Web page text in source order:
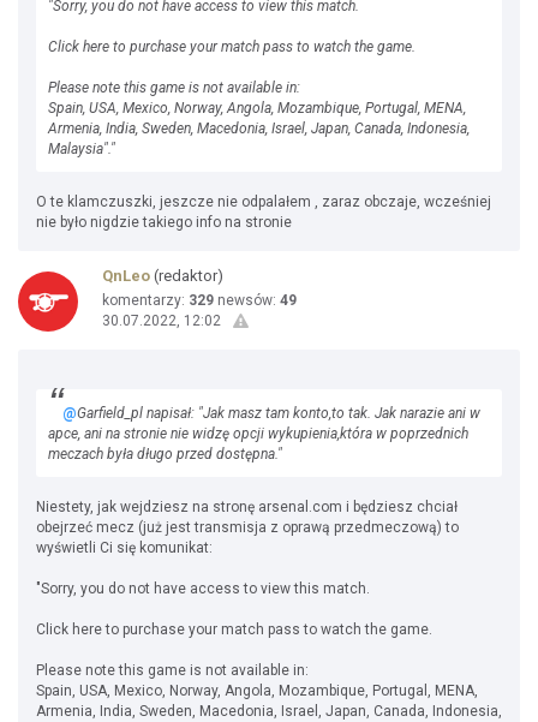
"Sorry, you do not have access to view this match.
Click here to purchase your match pass to watch the game.
Please note this game is not available in:
Spain, USA, Mexico, Norway, Angola, Mozambique, Portugal, MENA,
Armenia, India, Sweden, Macedonia, Israel, Japan, Canada, Indonesia,
Malaysia"."
O te klamczuszki, jeszcze nie odpalałem , zaraz obczaje, wcześniej
nie było nigdzie takiego info na stronie
QnLeo (redaktor)
komentarzy: 329 newsów: 49
30.07.2022, 12:02
@Garfield_pl napisał: "Jak masz tam konto,to tak. Jak narazie ani w
apce, ani na stronie nie widzę opcji wykupienia,która w poprzednich
meczach była długo przed dostępna."
Niestety, jak wejdziesz na stronę arsenal.com i będziesz chciał
obejrzeć mecz (już jest transmisja z oprawą przedmeczową) to
wyświetli Ci się komunikat:
"Sorry, you do not have access to view this match.
Click here to purchase your match pass to watch the game.
Please note this game is not available in:
Spain, USA, Mexico, Norway, Angola, Mozambique, Portugal, MENA,
Armenia, India, Sweden, Macedonia, Israel, Japan, Canada, Indonesia,